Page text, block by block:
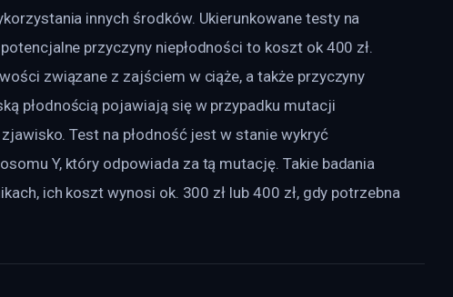
innych środków. Ukierunkowane testy na
przyczyny niepłodności to koszt ok 400 zł.
związane z zajściem w ciąże, a także przyczyny
płodnością pojawiają się w przypadku mutacji
Test na płodność jest w stanie wykryć
Y, który odpowiada za tą mutację. Takie badania
ich koszt wynosi ok. 300 zł lub 400 zł, gdy potrzebna